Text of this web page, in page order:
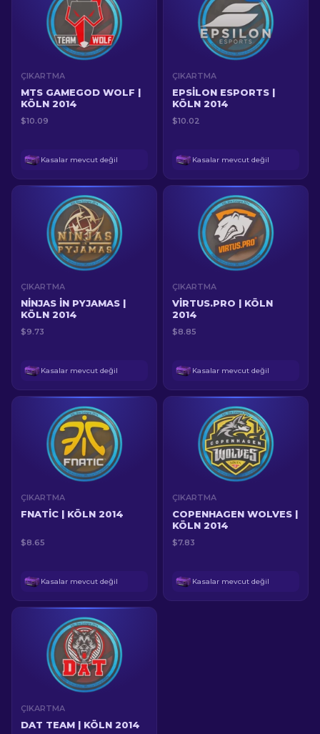
ÇIKARTMA
MTS GAMEGOD WOLF |
KÖLN 2014
$10.09
Kasalar mevcut değil
ÇIKARTMA
EPSILON ESPORTS |
KÖLN 2014
$10.02
Kasalar mevcut değil
ÇIKARTMA
NINJAS IN PYJAMAS |
KÖLN 2014
$9.73
Kasalar mevcut değil
ÇIKARTMA
VIRTUS.PRO | KÖLN
2014
$8.85
Kasalar mevcut değil
ÇIKARTMA
FNATIC | KÖLN 2014
$8.65
Kasalar mevcut değil
ÇIKARTMA
COPENHAGEN WOLVES |
KÖLN 2014
$7.83
Kasalar mevcut değil
ÇIKARTMA
DAT TEAM | KÖLN 2014